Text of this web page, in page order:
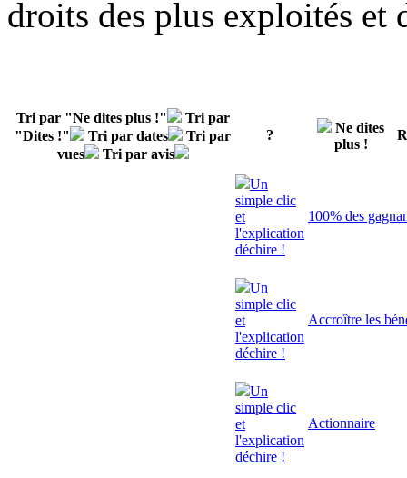
droits des plus exploités et
Tri par "Ne dites plus !"
Tri par
"Dites !"
Tri par dates
Tri par
vues
Tri par avis
?
Ne dites
plus !
Un
simple clic
et
l'explication
déchire !
100% des
Un
simple clic
et
l'explication
déchire !
Accroître les
Un
simple clic
et
l'explication
déchire !
Actionnaire